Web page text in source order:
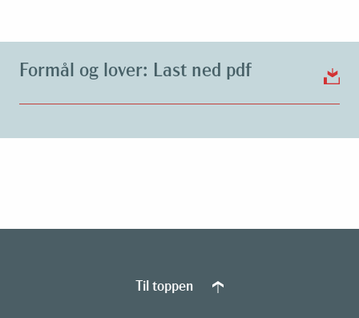
Formål og lover: Last ned pdf
Til toppen